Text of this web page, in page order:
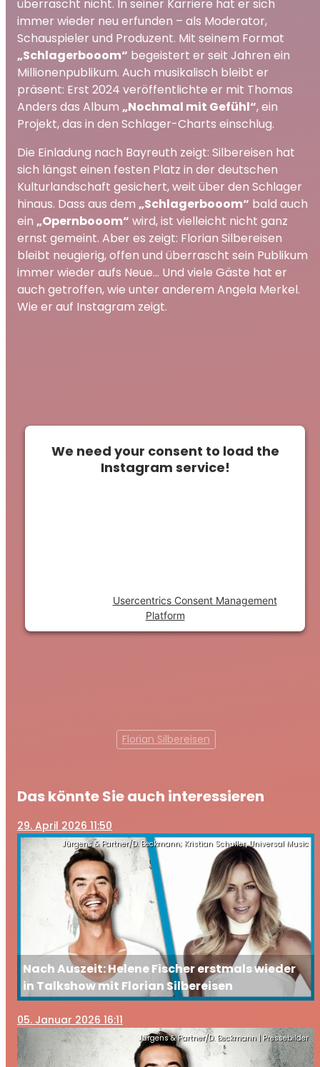
überrascht nicht. In seiner Karriere hat er sich
immer wieder neu erfunden – als Moderator,
Schauspieler und Produzent. Mit seinem Format
„Schlagerbooom“ begeistert er seit Jahren ein
Millionenpublikum. Auch musikalisch bleibt er
präsent: Erst 2024 veröffentlichte er mit Thomas
Anders das Album „Nochmal mit Gefühl“, ein
Projekt, das in den Schlager-Charts einschlug.
Die Einladung nach Bayreuth zeigt: Silbereisen hat
sich längst einen festen Platz in der deutschen
Kulturlandschaft gesichert, weit über den Schlager
hinaus. Dass aus dem „Schlagerbooom“ bald auch
ein „Opernbooom“ wird, ist vielleicht nicht ganz
ernst gemeint. Aber es zeigt: Florian Silbereisen
bleibt neugierig, offen und überrascht sein Publikum
immer wieder aufs Neue... Und viele Gäste hat er
auch getroffen, wie unter anderem Angela Merkel.
Wie er auf Instagram zeigt.
We need your consent to load the
Instagram service!
Usercentrics Consent Management
Platform
Florian Silbereisen
Das könnte Sie auch interessieren
29. April 2026 11:50
Jürgens & Partner/D. Beckmann; Kristian Schuller, Universal Music
Nach Auszeit: Helene Fischer erstmals wieder
in Talkshow mit Florian Silbereisen
05. Januar 2026 16:11
Jürgens & Partner/D. Beckmann | Pressebilder